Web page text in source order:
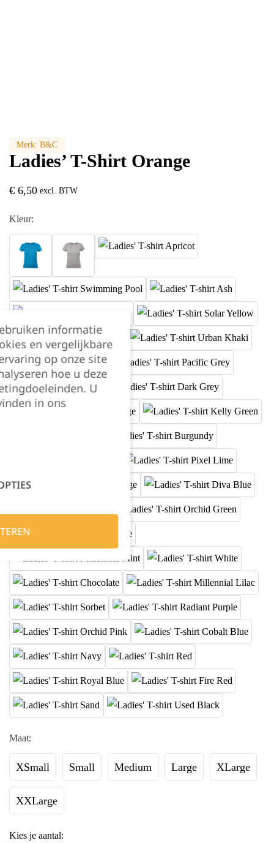
Merk: B&C
Ladies’ T-Shirt Orange
€ 6,50 excl. BTW
Kleur:
Maat:
XSmall Small Medium Large XLarge
XXLarge
Kies je aantal:
informatie
en vergelijkbare
op onze site
hoe u deze
U
in ons